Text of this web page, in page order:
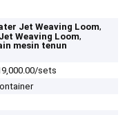
Jet Weaving Loom,
Weaving Loom,
mesin tenun
sets